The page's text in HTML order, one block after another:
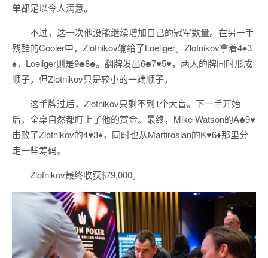
单都足以令人满意。
不过，这一次他没能继续增加自己的冠军数量。在另一手
残酷的Cooler中，Zlotnikov输给了Loeliger。Zlotnikov拿着4♠3
♠，Loeliger则是9♣8♣。翻牌发出6♣7♥5♥，两人的牌同时形成
顺子，但Zlotnikov只是较小的一端顺子。
这手牌过后，Zlotnikov只剩不到1个大盲。下一手开始
后，全桌自然都盯上了他的赏金。最终，Mike Watson的A♣9♥
击败了Zlotnikov的4♥3♠，同时也从Martirosian的K♥6♦那里分
走一些筹码。
Zlotnikov最终收获$79,000。